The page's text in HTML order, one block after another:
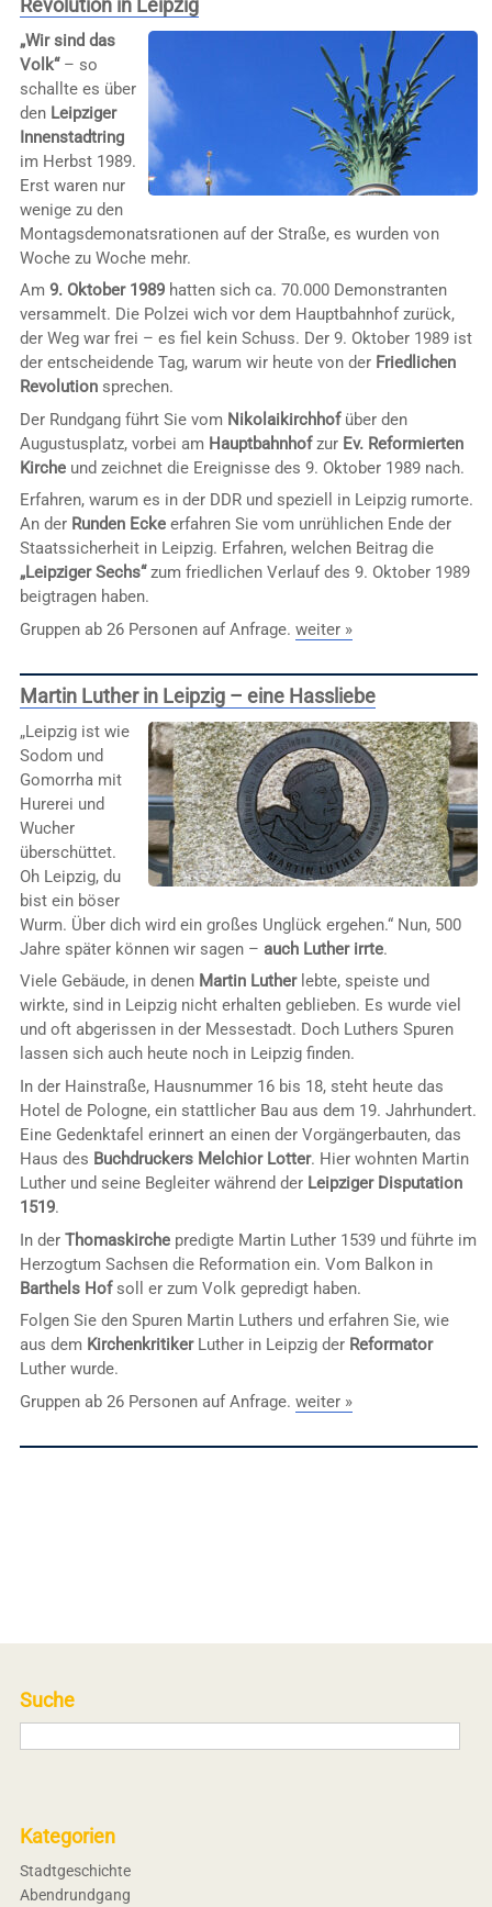
Revolution in Leipzig
„Wir sind das
Volk“– so
schallte es über
den Leipziger
Innenstadtring
im Herbst 1989.
Erst waren nur
wenige zu den
Montagsdemonatsrationen auf der Straße, es wurden von
Woche zu Woche mehr.
Am 9. Oktober 1989hatten sich ca. 70.000 Demonstranten
versammelt. Die Polzei wich vor dem Hauptbahnhof zurück,
der Weg war frei – es fiel kein Schuss. Der 9. Oktober 1989 ist
der entscheidende Tag, warum wir heute von der Friedlichen
Revolutionsprechen.
Der Rundgang führt Sie vom Nikolaikirchhofüber den
Augustusplatz, vorbei am Hauptbahnhofzur Ev. Reformierten
Kircheund zeichnet die Ereignisse des 9. Oktober 1989 nach.
Erfahren, warum es in der DDR und speziell in Leipzig rumorte.
An der Runden Eckeerfahren Sie vom unrühlichen Ende der
Staatssicherheit in Leipzig. Erfahren, welchen Beitrag die
„Leipziger Sechs“zum friedlichen Verlauf des 9. Oktober 1989
beigtragen haben.
Gruppen ab 26 Personen auf Anfrage. weiter »
Martin Luther in Leipzig – eine Hassliebe
„Leipzig ist wie
Sodom und
Gomorrha mit
Hurerei und
Wucher
überschüttet.
Oh Leipzig, du
bist ein böser
Wurm. Über dich wird ein großes Unglück ergehen.“ Nun, 500
Jahre später können wir sagen – auch Luther irrte.
Viele Gebäude, in denen Martin Lutherlebte, speiste und
wirkte, sind in Leipzig nicht erhalten geblieben. Es wurde viel
und oft abgerissen in der Messestadt. Doch Luthers Spuren
lassen sich auch heute noch in Leipzig finden.
In der Hainstraße, Hausnummer 16 bis 18, steht heute das
Hotel de Pologne, ein stattlicher Bau aus dem 19. Jahrhundert.
Eine Gedenktafel erinnert an einen der Vorgängerbauten, das
Haus des Buchdruckers Melchior Lotter. Hier wohnten Martin
Luther und seine Begleiter während der Leipziger Disputation
1519.
In der Thomaskirchepredigte Martin Luther 1539 und führte im
Herzogtum Sachsen die Reformation ein. Vom Balkon in
Barthels Hofsoll er zum Volk gepredigt haben.
Folgen Sie den Spuren Martin Luthers und erfahren Sie, wie
aus dem KirchenkritikerLuther in Leipzig der Reformator
Luther wurde.
Gruppen ab 26 Personen auf Anfrage. weiter »
Suche
Kategorien
Stadtgeschichte
Abendrundgang